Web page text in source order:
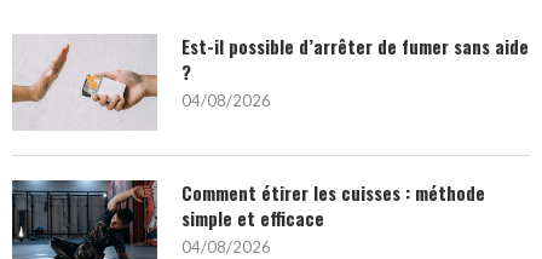
Est-il possible d’arrêter de fumer sans aide
?
04/08/2026
Comment étirer les cuisses : méthode
simple et efficace
04/08/2026